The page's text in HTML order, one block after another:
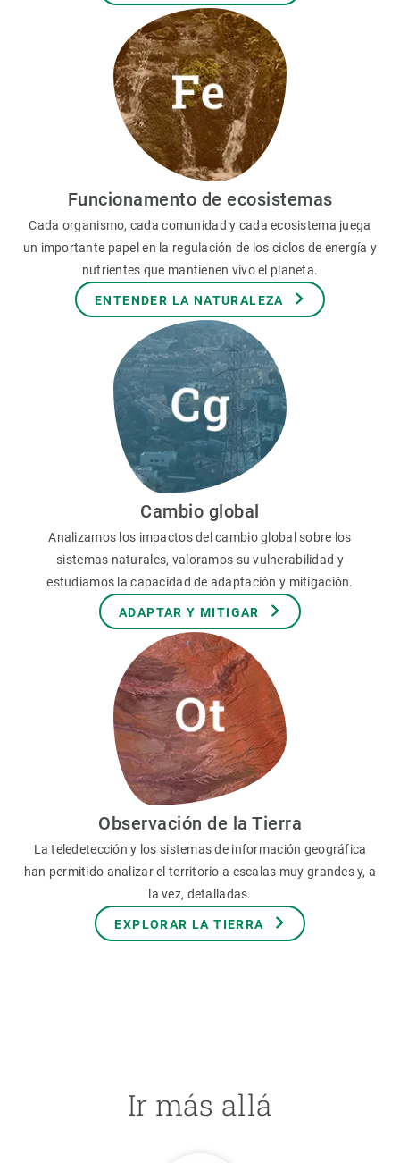
Funcionamento de ecosistemas
Cada organismo, cada comunidad y cada ecosistema juega
un importante papel en la regulación de los ciclos de energía y
nutrientes que mantienen vivo el planeta.
ENTENDER LA NATURALEZA
Cambio global
Analizamos los impactos del cambio global sobre los
sistemas naturales, valoramos su vulnerabilidad y
estudiamos la capacidad de adaptación y mitigación.
ADAPTAR Y MITIGAR
Observación de la Tierra
La teledetección y los sistemas de información geográfica
han permitido analizar el territorio a escalas muy grandes y, a
la vez, detalladas.
EXPLORAR LA TIERRA
Ir más allá